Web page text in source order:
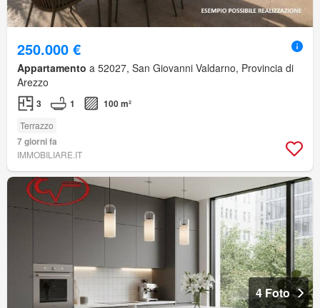
250.000 €
Appartamento a 52027, San Giovanni Valdarno, Provincia di
Arezzo
3 1 100 m²
Terrazzo
7 giorni fa
IMMOBILIARE.IT
4 Foto